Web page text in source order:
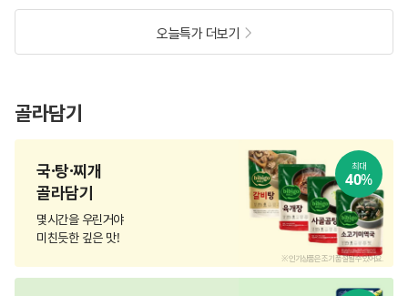
오늘특가 더보기
골라담기
최대
40%
국·탕·찌개
골라담기
몇시간을 우린거야
미친듯한 깊은 맛!
※ 인기상품은 조기 품절될 수 있어요.